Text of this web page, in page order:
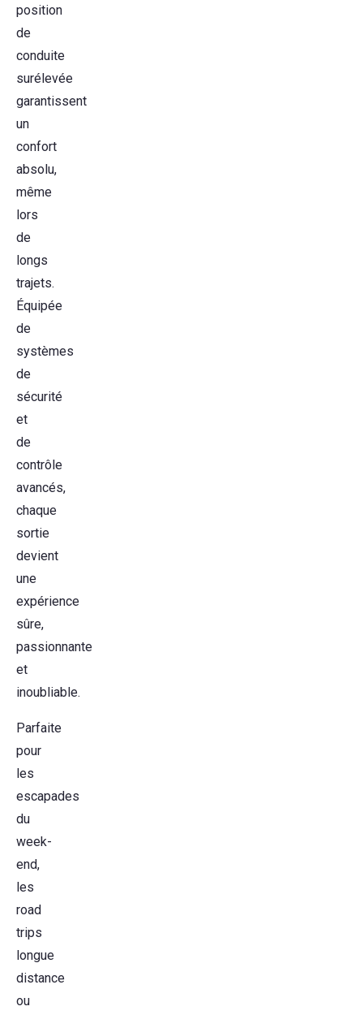
position
de
conduite
surélevée
garantissent
un
confort
absolu,
même
lors
de
longs
trajets.
Équipée
de
systèmes
de
sécurité
et
de
contrôle
avancés,
chaque
sortie
devient
une
expérience
sûre,
passionnante
et
inoubliable.
Parfaite
pour
les
escapades
du
week-
end,
les
road
trips
longue
distance
ou